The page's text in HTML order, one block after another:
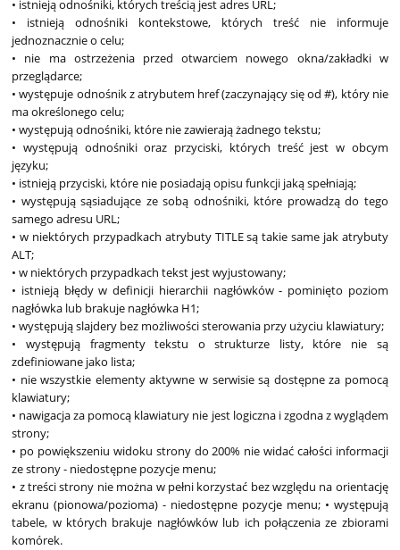
• istnieją odnośniki, których treścią jest adres URL;
• istnieją odnośniki kontekstowe, których treść nie informuje
jednoznacznie o celu;
• nie ma ostrzeżenia przed otwarciem nowego okna/zakładki w
przeglądarce;
• występuje odnośnik z atrybutem href (zaczynający się od #), który nie
ma określonego celu;
• występują odnośniki, które nie zawierają żadnego tekstu;
• występują odnośniki oraz przyciski, których treść jest w obcym
języku;
• istnieją przyciski, które nie posiadają opisu funkcji jaką spełniają;
• występują sąsiadujące ze sobą odnośniki, które prowadzą do tego
samego adresu URL;
• w niektórych przypadkach atrybuty TITLE są takie same jak atrybuty
ALT;
• w niektórych przypadkach tekst jest wyjustowany;
• istnieją błędy w definicji hierarchii nagłówków - pominięto poziom
nagłówka lub brakuje nagłówka H1;
• występują slajdery bez możliwości sterowania przy użyciu klawiatury;
• występują fragmenty tekstu o strukturze listy, które nie są
zdefiniowane jako lista;
• nie wszystkie elementy aktywne w serwisie są dostępne za pomocą
klawiatury;
• nawigacja za pomocą klawiatury nie jest logiczna i zgodna z wyglądem
strony;
• po powiększeniu widoku strony do 200% nie widać całości informacji
ze strony - niedostępne pozycje menu;
• z treści strony nie można w pełni korzystać bez względu na orientację
ekranu (pionowa/pozioma) - niedostępne pozycje menu; • występują
tabele, w których brakuje nagłówków lub ich połączenia ze zbiorami
komórek.